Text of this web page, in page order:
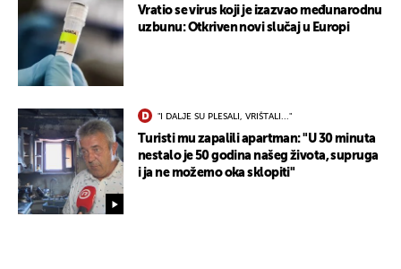
Vratio se virus koji je izazvao međunarodnu
uzbunu: Otkriven novi slučaj u Europi
"I DALJE SU PLESALI, VRIŠTALI..."
Turisti mu zapalili apartman: "U 30 minuta
nestalo je 50 godina našeg života, supruga
i ja ne možemo oka sklopiti"